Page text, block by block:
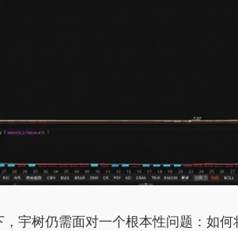
宇树仍需面对一个根本性问题：如何